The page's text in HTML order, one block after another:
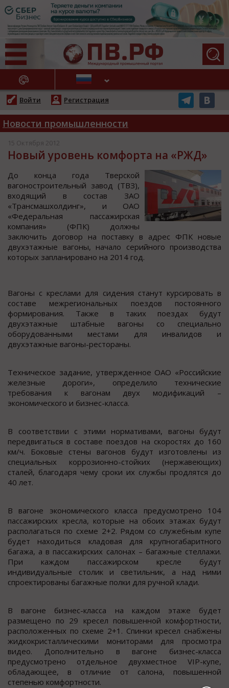
НОВОСТИ
Войти Регистрация
Новости промышленности
15 Октября 2012
Новый уровень комфорта на «РЖД»
До конца года Тверской
вагоностроительный завод (ТВЗ),
входящий в состав ЗАО
«Трансмашхолдинг», и ОАО
«Федеральная пассажирская
компания» (ФПК) должны
заключить договор на поставку в адрес ФПК новые
двухэтажные вагоны, начало серийного производства
которых запланировано на 2014 год.
Вагоны с креслами для сидения станут курсировать в
составе межрегиональных поездов постоянного
формирования. Также в таких поездах будут
двухэтажные штабные вагоны со специально
оборудованными местами для инвалидов и
двухэтажные вагоны-рестораны.
Техническое задание, утвержденное ОАО «Российские
железные дороги», определило технические
требования к вагонам двух модификаций –
экономического и бизнес-класса.
В соответствии с этими нормативами, вагоны будут
передвигаться в составе поездов на скоростях до 160
км/ч. Боковые стены вагонов будут изготовлены из
специальных коррозионно-стойких (нержавеющих)
сталей, благодаря чему сроки их службы продлятся до
40 лет.
В вагоне экономического класса предусмотрено 104
пассажирских кресла, которые на обоих этажах будут
располагаться по схеме 2+2. Рядом со служебным купе
будет находиться кладовая для крупногабаритного
багажа, а в пассажирских салонах – багажные стеллажи.
При каждом пассажирском кресле будут
индивидуальные столик и светильник, а над ними
спроектированы багажные полки для ручной клади.
В вагоне бизнес-класса на каждом этаже будет
размещено по 29 кресел повышенной комфортности,
расположенных по схеме 2+1. Спинки кресел снабжены
жидкокристаллическими мониторами для просмотра
видео. Дополнительно в вагоне бизнес-класса
предусмотрено отдельное двухместное VIP-купе,
обладающее, в отличие от салона, повышенной
степенью комфортности.